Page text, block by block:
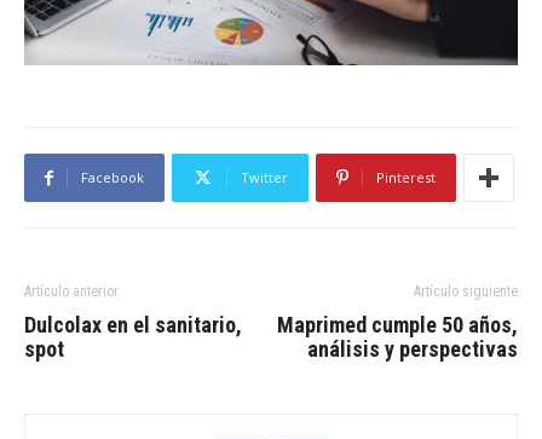
Facebook Twitter Pinterest
Artículo anterior
Dulcolax en el sanitario,
spot
Artículo siguiente
Maprimed cumple 50 años,
análisis y perspectivas